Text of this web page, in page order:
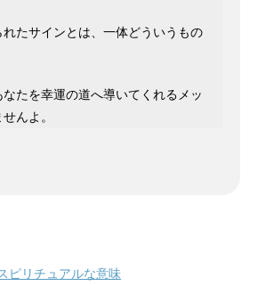
たサインとは、一体どういうもの
たを幸運の道へ導いてくれるメッ
んよ。
ピリチュアルな意味